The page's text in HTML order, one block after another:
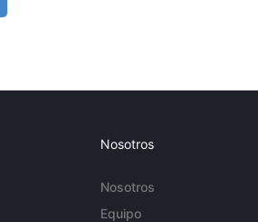
Nosotros
Nosotros
Equipo